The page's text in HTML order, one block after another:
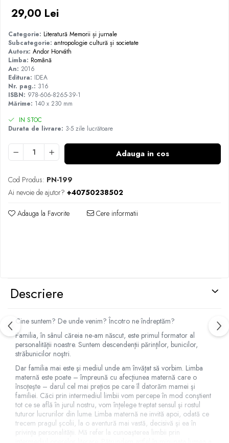
29,00 Lei
Categorie: Literatură Memorii și jurnale
Subcategorie: antropologie cultură și societate
Autorx: Andor Horváth
Limba: Română
An: 2016
Editura: IDEA
Nr. pag.: 316
ISBN: 978-606-8265-39-1
Mărime: 140 x 230 mm
IN STOC
Durata de livrare: 3-5 zile lucrătoare
Adauga in cos
Cod Produs: PN-199
Ai nevoie de ajutor? +40750238502
Adauga la Favorite Cere informatii
Descriere
Cine suntem? De unde venim? Încotro ne îndreptăm?
Familia, în sânul căreia ne-am născut, este primul formator al
personalităţii noastre. Suntem descendenţii părinţilor, bunicilor,
străbunicilor noştri.
Dar familia mai este şi mediul unde am învăţat să vorbim. Limba
maternă este poate – împreună cu afecţiunea maternă care o
însoţeşte – darul cel mai preţios pe care îl datorăm mamei şi
familiei. Căci prin intermediul limbii vom percepe în mod conştient
tot ce se află în jurul nostru, vom înţelege treptat sensul şi rostul
tuturor lucrurilor din lume. Limba maternă ne invită apoi, odată ce
trecem pragul şcolii, la o aventură mai vastă, decisivă şi ea în
privinţa personalităţii. Mă refer la cunoaşterea limbii prin